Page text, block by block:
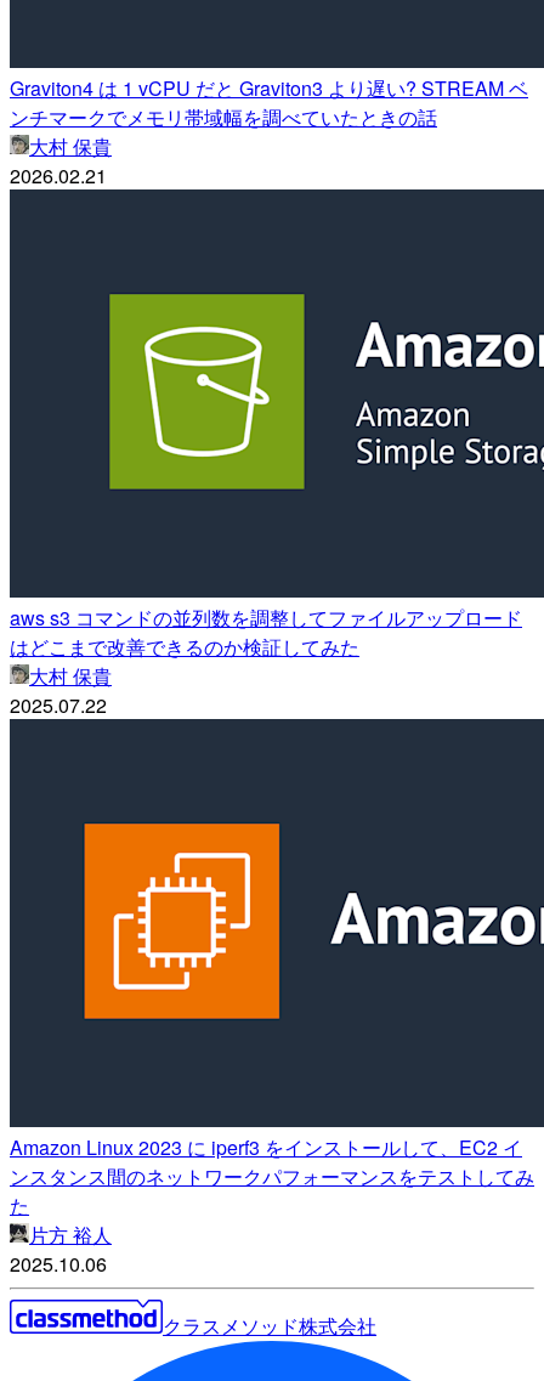
Graviton4 は 1 vCPU だと Graviton3 より遅い? STREAM ベ
ンチマークでメモリ帯域幅を調べていたときの話
大村 保貴
2026.02.21
aws s3 コマンドの並列数を調整してファイルアップロード
はどこまで改善できるのか検証してみた
大村 保貴
2025.07.22
Amazon Linux 2023 に iperf3 をインストールして、EC2 イ
ンスタンス間のネットワークパフォーマンスをテストしてみ
た
片方 裕人
2025.10.06
クラスメソッド株式会社